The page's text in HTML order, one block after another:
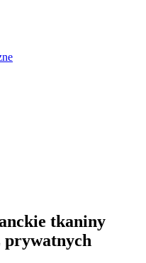
tkaniny
prywatnych